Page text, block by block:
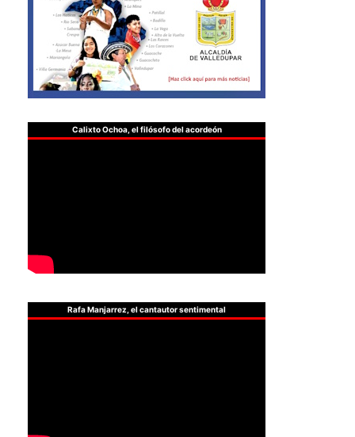
Calixto Ochoa, el filósofo del acordeón
Rafa Manjarrez, el cantautor sentimental